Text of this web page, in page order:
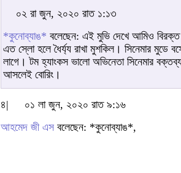
০২ রা জুন, ২০২০ রাত ১:১৩
*কুনোব্যাঙ* বলেছেন: এই মুভি দেখে আমিও বিরক্ত
এত স্লো হলে ধৈর্য্য রাখা মুশকিল। সিনেমার মুডে
লাগে। টম হ্যাংকস ভালো অভিনেতা সিনেমার
আসলেই বোরিং।
৪|
০১ লা জুন, ২০২০ রাত ৯:১৬
আহমেদ জী এস বলেছেন: *কুনোব্যাঙ*,